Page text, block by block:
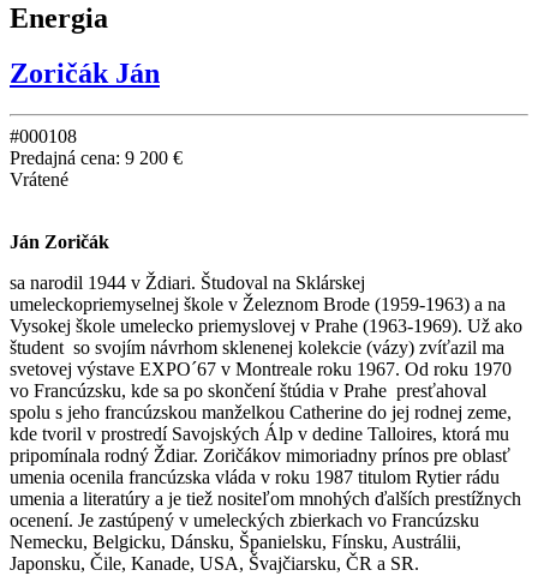
Energia
Zoričák Ján
#000108
Predajná cena: 9 200 €
Vrátené
Ján Zoričák
sa narodil 1944 v Ždiari. Študoval na Sklárskej
umeleckopriemyselnej škole v Železnom Brode (1959-1963) a na
Vysokej škole umelecko priemyslovej v Prahe (1963-1969). Už ako
študent so svojím návrhom sklenenej kolekcie (vázy) zvíťazil ma
svetovej výstave EXPO´67 v Montreale roku 1967. Od roku 1970
vo Francúzsku, kde sa po skončení štúdia v Prahe presťahoval
spolu s jeho francúzskou manželkou Catherine do jej rodnej zeme,
kde tvoril v prostredí Savojských Álp v dedine Talloires, ktorá mu
pripomínala rodný Ždiar. Zoričákov mimoriadny prínos pre oblasť
umenia ocenila francúzska vláda v roku 1987 titulom Rytier rádu
umenia a literatúry a je tiež nositeľom mnohých ďalších prestížnych
ocenení. Je zastúpený v umeleckých zbierkach vo Francúzsku
Nemecku, Belgicku, Dánsku, Španielsku, Fínsku, Austrálii,
Japonsku, Čile, Kanade, USA, Švajčiarsku, ČR a SR.